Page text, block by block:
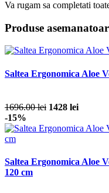
Va rugam sa completati
Produse
Saltea Ergonomica Aloe
1696.00 lei 1428 lei
-15%
Saltea Ergonomica Aloe
120 cm